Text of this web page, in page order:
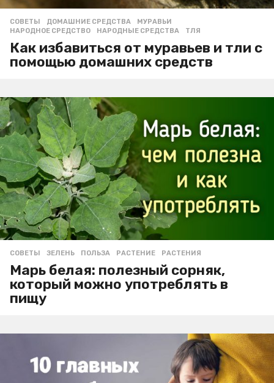
СОВЕТЫ ДОМАШНИЕ СРЕДСТВА ,МУРАВЬИ
НАРОДНОЕ СРЕДСТВО
,НАРОДНЫЕ СРЕДСТВА ,ТЛЯ
Как избавиться от муравьев и тли с
помощью домашних средств
СОВЕТЫ ЗЕЛЕНЬ ,ПОЛЬЗА ,РАСТЕНИЕ ,РАСТЕНИЯ
Марь белая: полезный сорняк,
который можно употреблять в
пищу